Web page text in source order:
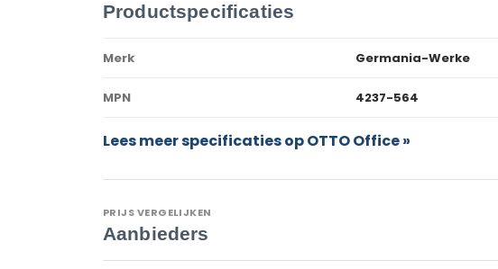
Productspecificaties
Merk Germania-Werke
MPN 4237-564
Lees meer specificaties op OTTO Office »
PRIJS VERGELIJKEN
Aanbieders